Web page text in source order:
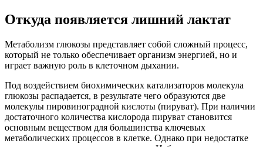
Откуда появляется лишний лактат
Метаболизм глюкозы представляет собой сложный процесс,
который не только обеспечивает организм энергией, но и
играет важную роль в клеточном дыхании.
Под воздействием биохимических катализаторов молекула
глюкозы распадается, в результате чего образуются две
молекулы пировиноградной кислоты (пируват). При наличии
достаточного количества кислорода пируват становится
основным веществом для большинства ключевых
метаболических процессов в клетке. Однако при недостатке